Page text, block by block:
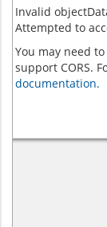
Invalid
Attempted to
You may need
support CORS.
documentation.